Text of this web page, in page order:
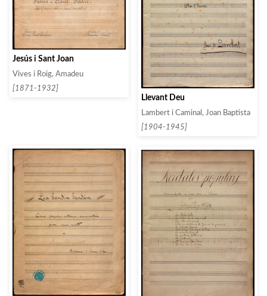
Jesús i Sant Joan
Vives i Roig, Amadeu
[1871-1932]
Llevant Deu
Lambert i Caminal, Joan Baptista
[1904-1945]